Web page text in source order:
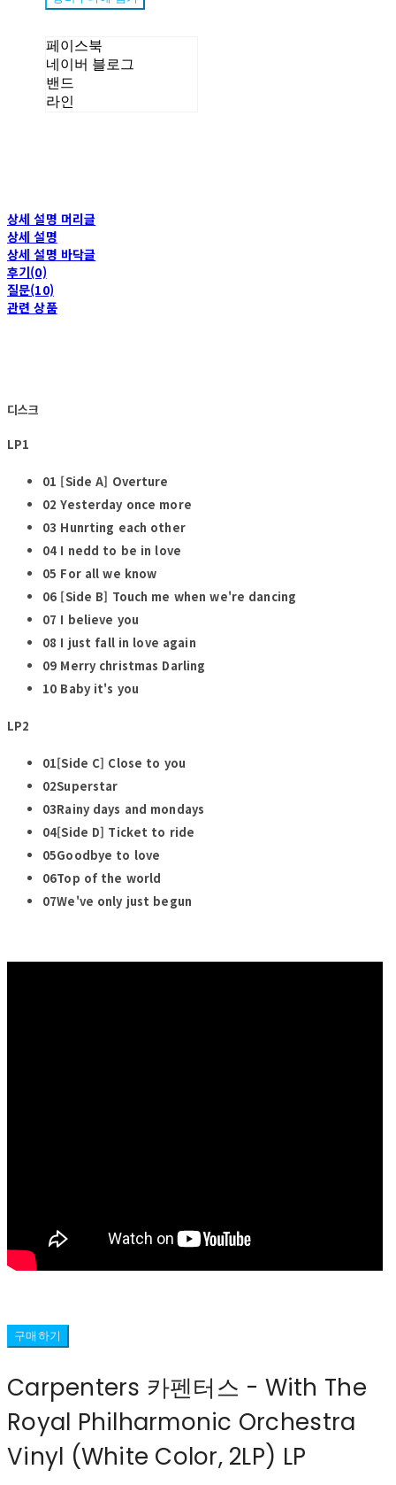
페이스북
네이버 블로그
밴드
라인
상세 설명 머리글
상세 설명
상세 설명 바닥글
후기(0)
질문(10)
관련 상품
디스크
LP1
01 [Side A] Overture
02 Yesterday once more
03 Hunrting each other
04 I nedd to be in love
05 For all we know
06 [Side B] Touch me when we're dancing
07 I believe you
08 I just fall in love again
09 Merry christmas Darling
10 Baby it's you
LP2
01[Side C] Close to you
02Superstar
03Rainy days and mondays
04[Side D] Ticket to ride
05Goodbye to love
06Top of the world
07We've only just begun
구매하기
Carpenters 카펜터스 - With The
Royal Philharmonic Orchestra
Vinyl (White Color, 2LP) LP